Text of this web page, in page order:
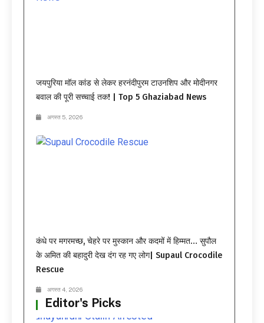
जयपुरिया मॉल कांड से लेकर हरनंदीपुरम टाउनशिप और मोदीनगर
बवाल की पूरी सच्चाई तक! | Top 5 Ghaziabad News
अगस्त 5, 2026
कंधे पर मगरमच्छ, चेहरे पर मुस्कान और कदमों में हिम्मत… सुपौल
के अमित की बहादुरी देख दंग रह गए लोग| Supaul Crocodile
Rescue
अगस्त 4, 2026
Editor's Picks